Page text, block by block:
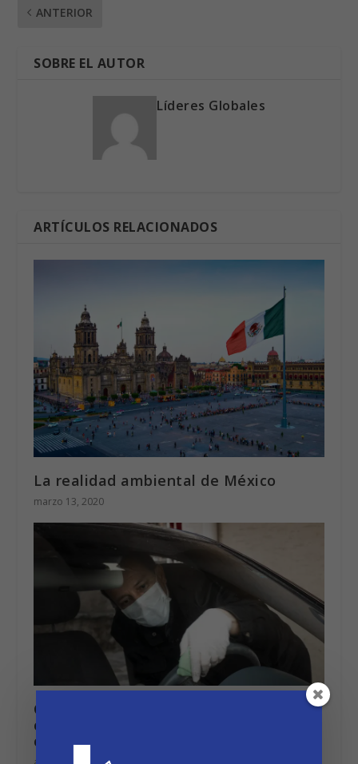
ANTERIOR
SOBRE EL AUTOR
Líderes Globales
ARTÍCULOS RELACIONADOS
La realidad ambiental de México
marzo 13, 2020
Cómo desinfectar correctamente tu
coche durante la epidemia de
coronavirus